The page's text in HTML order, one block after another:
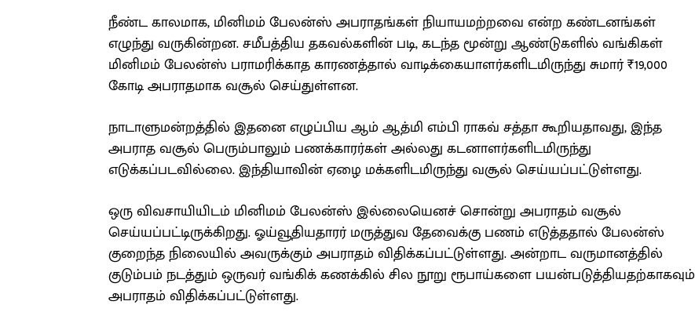
நீண்ட காலமாக, மினிமம் பேலன்ஸ் அபராதங்கள் நியாயமற்றவை என்ற கண்டனங்கள்
எழுந்து வருகின்றன. சமீபத்திய தகவல்களின் படி, கடந்த மூன்று ஆண்டுகளில் வங்கிகள்
மினிமம் பேலன்ஸ் பராமரிக்காத காரணத்தால் வாடிக்கையாளர்களிடமிருந்து சுமார் ₹19,000
கோடி அபராதமாக வசூல் செய்துள்ளன.
நாடாளுமன்றத்தில் இதனை எழுப்பிய ஆம் ஆத்மி எம்பி ராகவ் சத்தா கூறியதாவது, இந்த
அபராத வசூல் பெரும்பாலும் பணக்காரர்கள் அல்லது கடனாளர்களிடமிருந்து
எடுக்கப்படவில்லை. இந்தியாவின் ஏழை மக்களிடமிருந்து வசூல் செய்யப்பட்டுள்ளது.
ஒரு விவசாயியிடம் மினிமம் பேலன்ஸ் இல்லையெனச் சொன்று அபராதம் வசூல்
செய்யப்பட்டிருக்கிறது. ஓய்வூதியதாரர் மருத்துவ தேவைக்கு பணம் எடுத்ததால் பேலன்ஸ்
குறைந்த நிலையில் அவருக்கும் அபராதம் விதிக்கப்பட்டுள்ளது. அன்றாட வருமானத்தில்
குடும்பம் நடத்தும் ஒருவர் வங்கிக் கணக்கில் சில நூறு ரூபாய்களை பயன்படுத்தியதற்காகவும்
அபராதம் விதிக்கப்பட்டுள்ளது.